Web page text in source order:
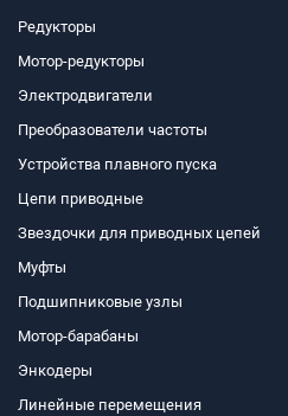
Редукторы
Мотор-редукторы
Электродвигатели
Преобразователи частоты
Устройства плавного пуска
Цепи приводные
Звездочки для приводных цепей
Муфты
Подшипниковые узлы
Мотор-барабаны
Энкодеры
Линейные перемещения